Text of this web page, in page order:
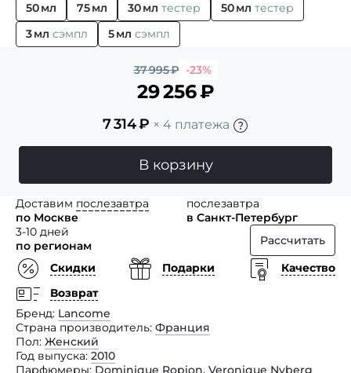
50 мл 75 мл 30 мл тестер 50 мл тестер
3 мл сэмпл 5 мл сэмпл
37 995₽ -23%
29 256₽
7 314₽ × 4 платежа
В корзину
Доставим послезавтра
по Москве
послезавтра
в Санкт-Петербург
3-10 дней
по регионам
Рассчитать
Скидки
Подарки
Качество
Возврат
Бренд Lancome
Страна производитель Франция
Пол Женский
Год выпуска 2010
Парфюмеры Dominique Ropion, Veronique Nyberg